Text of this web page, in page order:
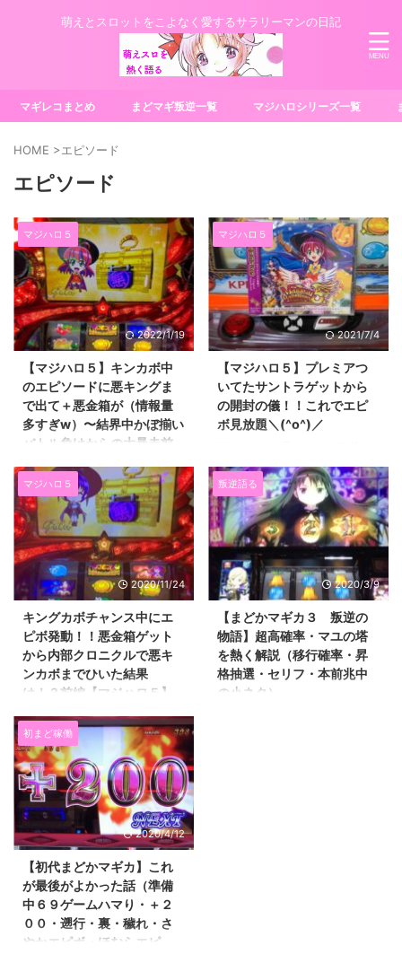
萌えとスロットをこよなく愛するサラリーマンの日記
マギレコまとめ まどマギ叛逆一覧 マジハロシリーズ一覧
HOME >エピソード
エピソード
マジハロ５
2022/1/19
【マジハロ５】キンカボ中
のエピソードに悪キングま
で出て＋悪金箱が（情報量
多すぎw）〜結界中かぼ揃い
バトル負けからの大暴走前
▽コメントに飛ぶボタン▽ 萌え
スロリーマンあっくんです
（@SlotAkkun） にほんブログ村
新年一発目ということなので、
大変遅くなりましたが あけまし
ておめでとうございます(^O^)／
２０２２年もどうぞよろしくお願
いしますm(_ _)m ２０２２年は
５号機が終わる年となっておりま
す。 （ついでにこのブログも５
周年をむかえます） 来月にはほ
とんどの地域で６号機オンリーに
どうなるのかすごく心配ですけ
ど、 微力ながらブログで盛り上
げたいなと思っております。 & ...
マジハロ５
2021/7/4
【マジハロ５】プレミアつ
いてたサントラゲットから
の開封の儀！！これでエピ
ボ見放題＼(^o^)／
スロリーマンあっくんです
（@SlotAkkun） 下のバナーをポ
チッとしていただけると ブログ
村のポイントが上がり ランキン
グ順位も上がるので 僕のやる気
が倍増します(*^^*) クリックする
とランキングページに飛びますが
すぐに戻ってきて大丈夫です。
↓ ↓ ↓ ↓ ↓ にほ
んブログ村 ページ下にもあるの
で最後に押してもOKです(^o^)/
よろしくね！！ 月曜日ですが 書
いてるのが日曜日なので ちょっ
マジハロ５
2020/11/24
キングカボチャンス中にエ
ピボ発動！！悪金箱ゲット
から内部クロニクルで悪キ
ンカボまでひいた結果
は！？前編【マジハロ５】
▽コメントに飛ぶボタン▽ 萌え
スロリーマンあっくんです
（@SlotAkkun） にほんブログ村
前回のお話はこちら。 →リザル
ト画面で１０００GET表示の意味
は？超レアな瞬間を見逃すな！！
【初代まどマギ実況配信】 週１
更新でも必ず更新してる まどマ
ギツイキャスのお話でした。 本
日はお久しぶりの稼働記事です
よ〜 お待たせいたしました。 こ
こからまたちゃんと稼働記事が続
くかは・・・ わかりません
叛逆語る
2020/3/9
【まどかマギカ３ 叛逆の
物語】超高確率・マユの塔
を熱く解説（移行確率・昇
格抽選・セリフ・本前兆中
の小ネタ）
初まど稼働
2020/4/12
【初代まどかマギカ】これ
が最後がよかった話（準備
中６９ゲームハマり・＋２
００・遡行・裏・穢れ・さ
やかエピボ・ほむらエピ